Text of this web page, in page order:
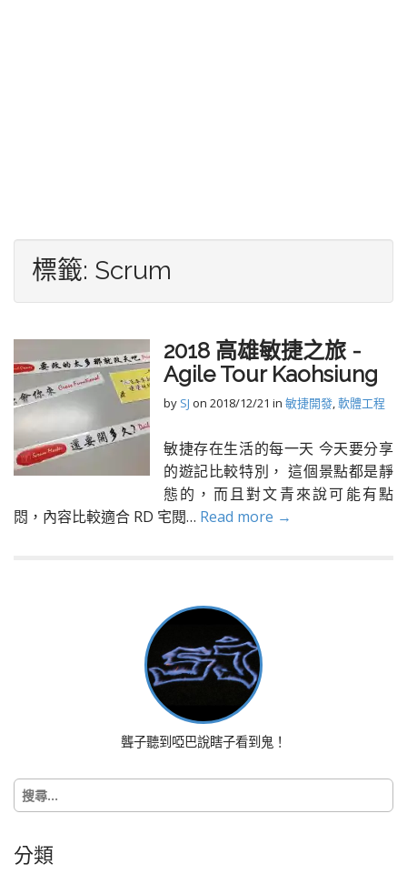
標籤: Scrum
2018 高雄敏捷之旅 -
Agile Tour Kaohsiung
by SJ on 2018/12/21 in 敏捷開發,軟體工程
敏捷存在生活的每一天 今天要分享
的遊記比較特別， 這個景點都是靜
態的，而且對文青來說可能有點
悶，內容比較適合 RD 宅閱… Read more →
聾子聽到啞巴說瞎子看到鬼！
搜
尋
字:
分類